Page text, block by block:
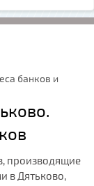
EUR
банков и
производящие
в Дятьково,